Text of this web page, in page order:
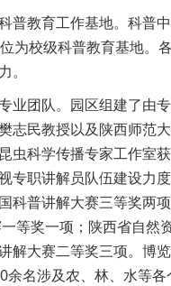
普教育工作基地。科普
为校级科普教育基地。
业团队。园区组建了由
志民教授以及陕西师范
虫科学传播专家工作室
专职讲解员队伍建设力
科普讲解大赛三等奖两
等奖一项；陕西省自
解大赛二等奖三项。博
名涉及农、林、水等